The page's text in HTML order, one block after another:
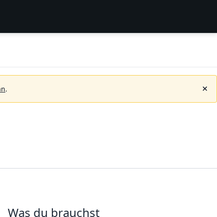
.
Was du brauchst